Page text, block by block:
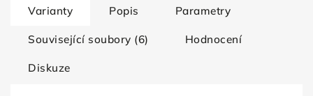
Varianty Popis Parametry
Související soubory (6) Hodnocení
Diskuze